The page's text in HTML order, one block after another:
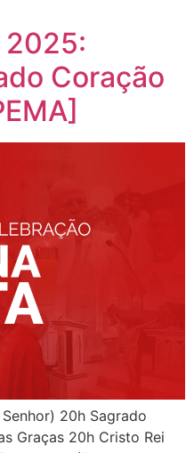
2025:
Coração
20h Sagrado
Graças 20h Cristo Rei